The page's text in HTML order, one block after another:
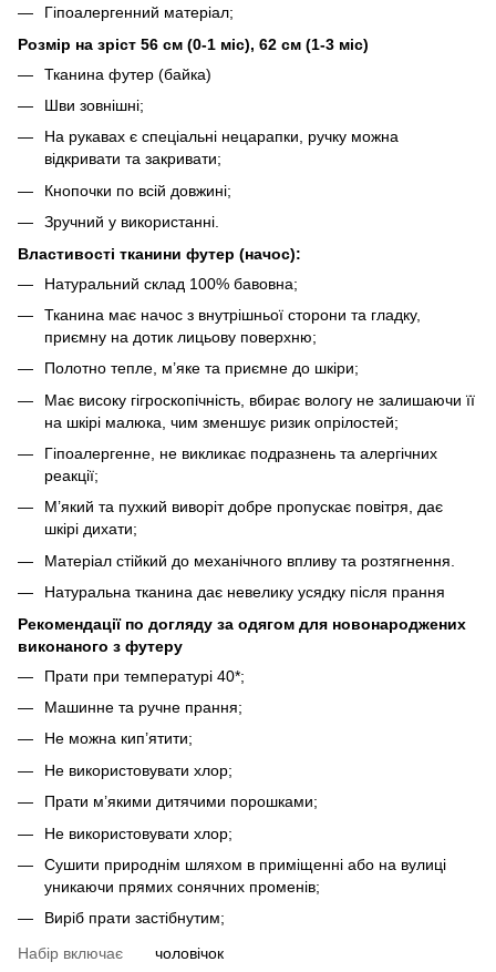
Гіпоалергенний матеріал;
Розмір на зріст 56 см (0-1 міс), 62 см (1-3 міс)
Тканина футер (байка)
Шви зовнішні;
На рукавах є спеціальні нецарапки, ручку можна
відкривати та закривати;
Кнопочки по всій довжині;
Зручний у використанні.
Властивості тканини футер (начос):
Натуральний склад 100% бавовна;
Тканина має начос з внутрішньої сторони та гладку,
приємну на дотик лицьову поверхню;
Полотно тепле, м’яке та приємне до шкіри;
Має високу гігроскопічність, вбирає вологу не залишаючи її
на шкірі малюка, чим зменшує ризик опрілостей;
Гіпоалергенне, не викликає подразнень та алергічних
реакції;
М’який та пухкий виворіт добре пропускає повітря, дає
шкірі дихати;
Матеріал стійкий до механічного впливу та розтягнення.
Натуральна тканина дає невелику усядку після прання
Рекомендації по догляду за одягом для новонароджених
виконаного з футеру
Прати при температурі 40*;
Машинне та ручне прання;
Не можна кип’ятити;
Не використовувати хлор;
Прати м’якими дитячими порошками;
Не використовувати хлор;
Сушити природнім шляхом в приміщенні або на вулиці
уникаючи прямих сонячних променів;
Виріб прати застібнутим;
Набір включає
чоловічок